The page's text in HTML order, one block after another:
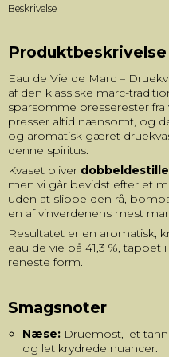
Beskrivelse
Produktbeskrivelse
Eau de Vie de Marc –
af den klassiske marc-
sparsomme presserester
presser altid nænsomt, og
og aromatisk gæret
denne spiritus.
Kvaset bliver
men vi går bevidst efter et
uden at slippe den rå,
en af vinverdenens mest
Resultatet er en aromatisk,
eau de vie på 41,3 %, tappet
reneste form.
Smagsnoter
Næse:Druemost, let
og let krydrede nuancer.